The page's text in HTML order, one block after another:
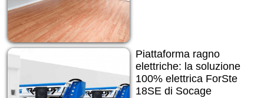
Piattaforma ragno
elettriche: la soluzione
100% elettrica ForSte
18SE di Socage